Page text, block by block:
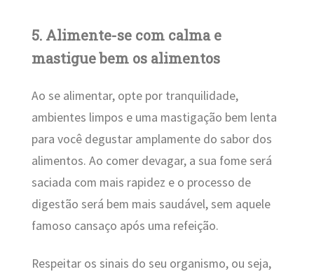
5. Alimente-se com calma e
mastigue bem os alimentos
Ao se alimentar, opte por tranquilidade,
ambientes limpos e uma mastigação bem lenta
para você degustar amplamente do sabor dos
alimentos. Ao comer devagar, a sua fome será
saciada com mais rapidez e o processo de
digestão será bem mais saudável, sem aquele
famoso cansaço após uma refeição.
Respeitar os sinais do seu organismo, ou seja,